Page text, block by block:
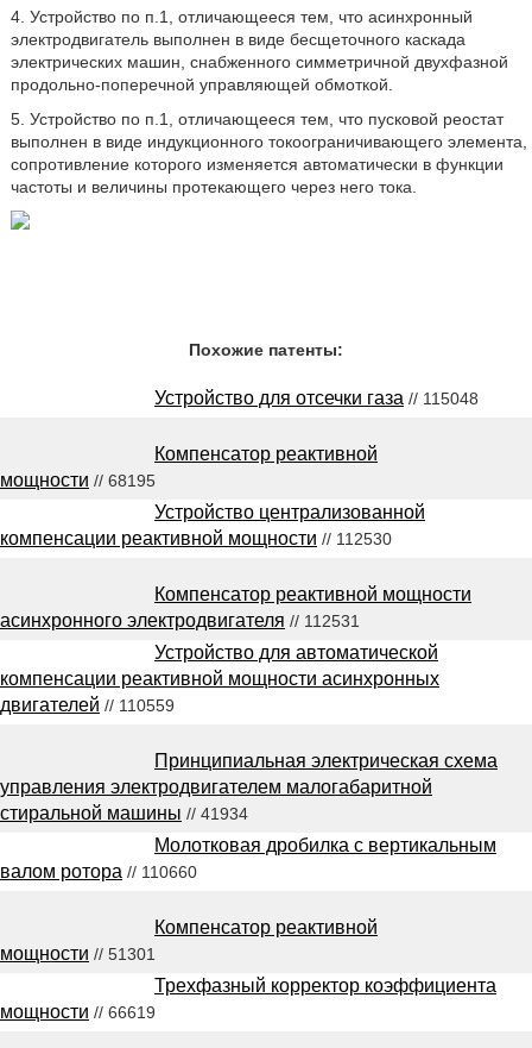
4. Устройство по п.1, отличающееся тем, что асинхронный
электродвигатель выполнен в виде бесщеточного каскада
электрических машин, снабженного симметричной двухфазной
продольно-поперечной управляющей обмоткой.
5. Устройство по п.1, отличающееся тем, что пусковой реостат
выполнен в виде индукционного токоограничивающего элемента,
сопротивление которого изменяется автоматически в функции
частоты и величины протекающего через него тока.
Похожие патенты:
Устройство для отсечки газа // 115048
Компенсатор реактивной
мощности // 68195
Устройство централизованной
компенсации реактивной мощности // 112530
Компенсатор реактивной мощности
асинхронного электродвигателя // 112531
Устройство для автоматической
компенсации реактивной мощности асинхронных
двигателей // 110559
Принципиальная электрическая схема
управления электродвигателем малогабаритной
стиральной машины // 41934
Молотковая дробилка с вертикальным
валом ротора // 110660
Компенсатор реактивной
мощности // 51301
Трехфазный корректор коэффициента
мощности // 66619